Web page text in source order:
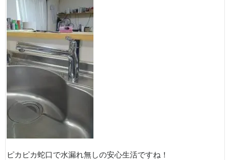
ピカピカ蛇口で水漏れ無しの安心生活ですね！